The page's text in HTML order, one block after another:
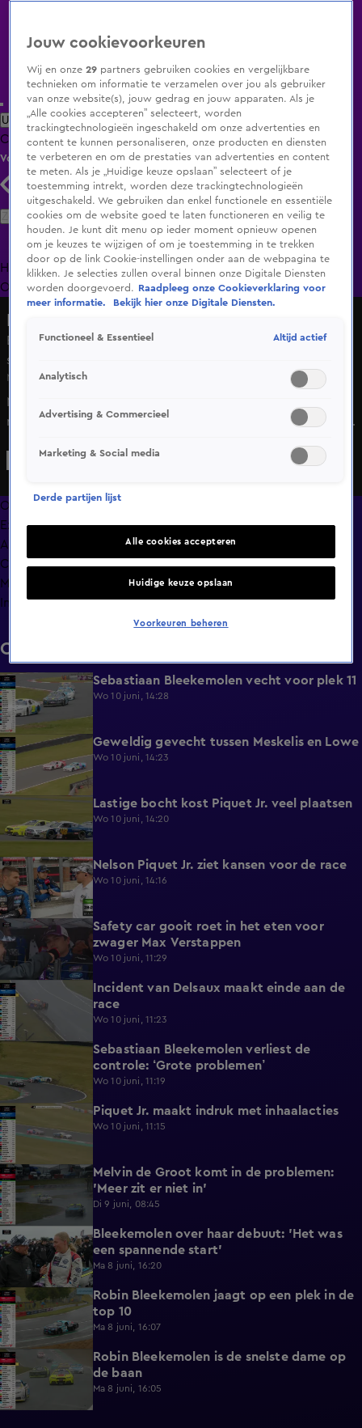
Uitzending Gemist Populaire programma's Zenders Genres
ClipsFilmsRadioSmart TV inlogShop
Volg KIJK
Zoeken
HomeUitzending Gemist Programma's De Bondgenoten
OranjezomerLivestreamsShop
Bleekemolen over haar debuut: 'Het was een spannende
start'
Ma 8 juni, 16:20
Na afloop vertelt Robin Bleekemolen dat de start van de
race spannend was. Ondanks dat kijkt ze tevreden terug
Overzicht
Exclusief
Afleveringen
Clips
Meer zoals dit
Info
Clips
0:30 Sebastiaan Bleekemolen vecht voor plek 11
Wo 10 juni, 14:28
0:34 Geweldig gevecht tussen Meskelis en Lowe
Wo 10 juni, 14:23
0:21 Lastige bocht kost Piquet Jr. veel plaatsen
Wo 10 juni, 14:20
0:31 Nelson Piquet Jr. ziet kansen voor de race
Wo 10 juni, 14:16
0:42
Safety car gooit roet in het eten voor
zwager Max Verstappen
Wo 10 juni, 11:29
0:56
Incident van Delsaux maakt einde aan de
race
Wo 10 juni, 11:23
Sebastiaan Bleekemolen verliest de
controle: ‘Grote problemen’
Wo 10 juni, 11:19
0:38 Piquet Jr. maakt indruk met inhaalacties
Wo 10 juni, 11:15
0:16
Melvin de Groot komt in de problemen:
'Meer zit er niet in'
Di 9 juni, 08:45
0:30
Bleekemolen over haar debuut: 'Het was
een spannende start'
Ma 8 juni, 16:20
0:17
Robin Bleekemolen jaagt op een plek in de
top 10
Ma 8 juni, 16:07
0:27
Robin Bleekemolen is de snelste dame op
de baan
Ma 8 juni, 16:05
Jouw cookievoorkeuren
Wij en onze29 partners gebruiken cookies en vergelijkbare
technieken om informatie te verzamelen over jou als gebruiker
van onze website(s), jouw gedrag en jouw apparaten. Als je
„Alle cookies accepteren” selecteert, worden
trackingtechnologieën ingeschakeld om onze advertenties en
content te kunnen personaliseren, onze producten en diensten
te verbeteren en om de prestaties van advertenties en content
te meten. Als je „Huidige keuze opslaan” selecteert of je
toestemming intrekt, worden deze trackingtechnologieën
uitgeschakeld. We gebruiken dan enkel functionele en essentiële
cookies om de website goed te laten functioneren en veilig te
houden. Je kunt dit menu op ieder moment opnieuw openen
om je keuzes te wijzigen of om je toestemming in te trekken
door op de link Cookie-instellingen onder aan de webpagina te
klikken. Je selecties zullen overal binnen onze Digitale Diensten
worden doorgevoerd.
Raadpleeg onze Cookieverklaring voor
meer informatie.
Bekijk hier onze Digitale Diensten.
Functioneel & Essentieel Altijd actief
Analytisch
Advertising & Commercieel
Marketing & Social media
Derde partijen lijst
Alle cookies accepteren
Huidige keuze opslaan
Voorkeuren beheren